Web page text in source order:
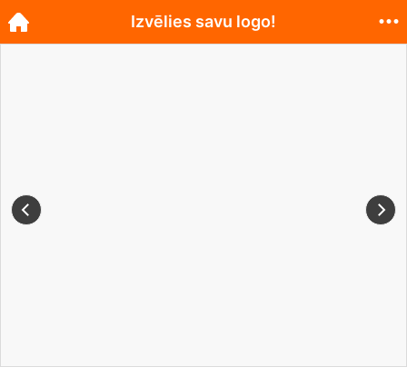
Izvēlies savu logo!